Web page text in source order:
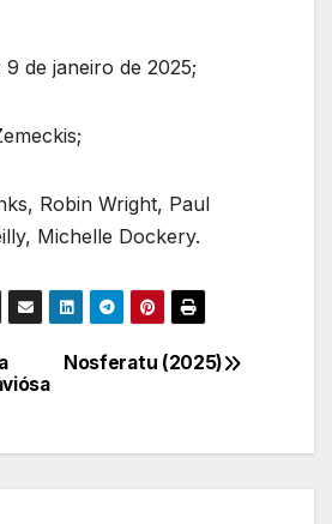
de janeiro de 2025;
Robin Wright, Paul
Michelle Dockery.
Nosferatu (2025)